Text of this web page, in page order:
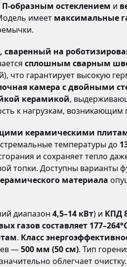
образным остеклением и
имеет максимальные
сваренный на
сплошным сварным
что гарантирует высокую
камера с двойными
керамикой,
к нагрузкам,
керамическими
температуры до
и сохраняет тепло
топки. Доступны варианты
материала
диапазон 4,5–14 кВт) и КПД
газов составляет
. Класс
—500 мм (50 см). Тип
облегчает очистку.